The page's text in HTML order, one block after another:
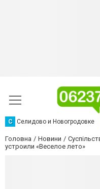
С Селидово и Новогродовке
Головна Новини
устроили «Веселое лето»